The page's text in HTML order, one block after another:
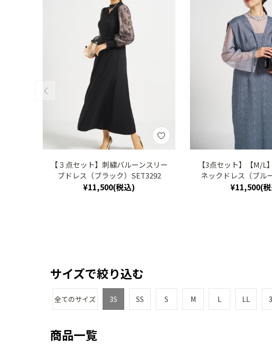
【３点セット】刺繍バルーンスリー
ブドレス（ブラック）SET3292
¥11,500(税込)
【3点セット】【M/L
ネックドレス（ブル
¥11,500(
サイズで絞り込む
全てのサイズ 3S SS S M L LL
商品一覧